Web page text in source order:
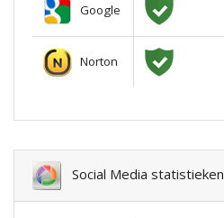
Google
Norton
Social Media statistieken